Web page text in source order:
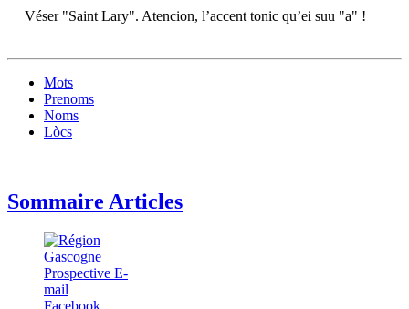
Véser "Saint Lary". Atencion, l’accent tonic qu’ei suu "a" !
Mots
Prenoms
Noms
Lòcs
Sommaire Articles